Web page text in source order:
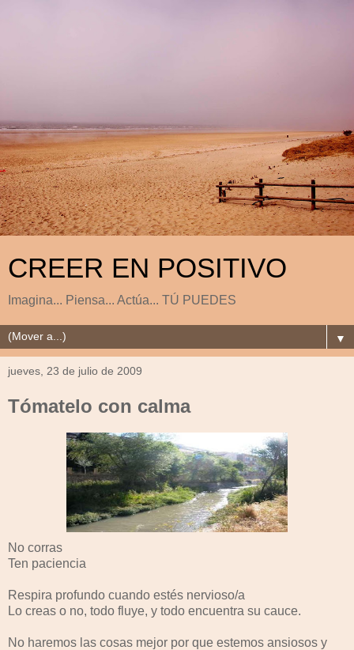
CREER EN POSITIVO
Imagina... Piensa... Actúa... TÚ PUEDES
▼
jueves, 23 de julio de 2009
Tómatelo con calma
No corras
Ten paciencia
Respira profundo cuando estés nervioso/a
Lo creas o no, todo fluye, y todo encuentra su cauce.
No haremos las cosas mejor por que estemos ansiosos y